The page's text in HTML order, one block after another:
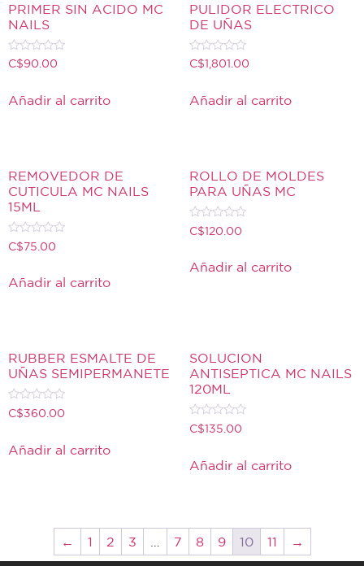
PRIMER SIN ACIDO MC
NAILS
Valorado
con
5
C$90.00
Añadir al carrito
PULIDOR ELECTRICO
DE UÑAS
Valorado
con
5
C$1,801.00
Añadir al carrito
REMOVEDOR DE
CUTICULA MC NAILS
15ML
Valorado
con
5
C$75.00
Añadir al carrito
ROLLO DE MOLDES
PARA UÑAS MC
Valorado
con
5
C$120.00
Añadir al carrito
RUBBER ESMALTE DE
UÑAS SEMIPERMANETE
Valorado
con
5
C$360.00
Añadir al carrito
SOLUCION
ANTISEPTICA MC NAILS
120ML
Valorado
con
5
C$135.00
Añadir al carrito
← 1 2 3 7 8 9 10 11 →